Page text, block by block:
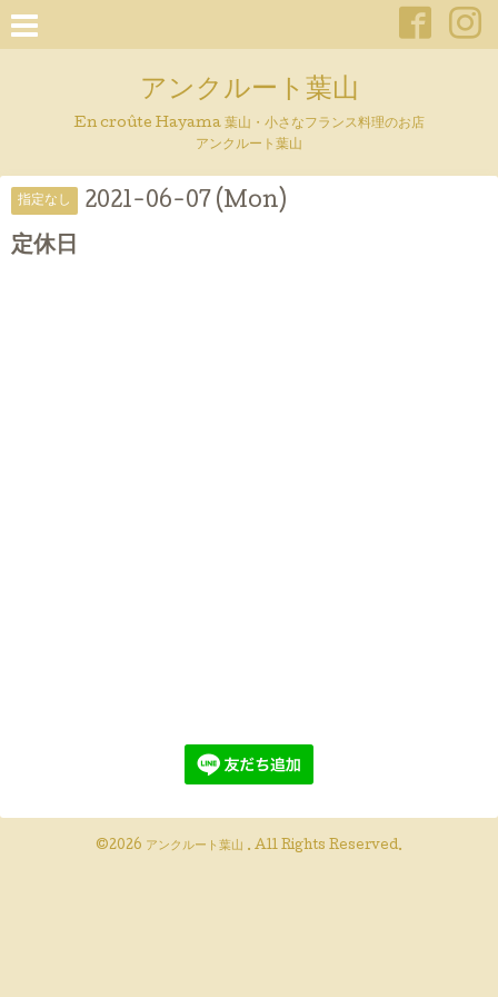
アンクルート葉山
En croûte Hayama 葉山・小さなフランス料理のお店
アンクルート葉山
指定なし 2021-06-07 (Mon)
定休日
©2026 アンクルート葉山 . All Rights Reserved.